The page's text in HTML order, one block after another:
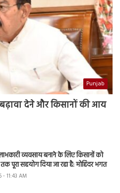
Punjab
देने और किसानों की आय
व्यवसाय बनाने के लिए किसानों को
पूरा सहयोग दिया जा रहा है: मोहिंदर भगत
- 11:43 AM